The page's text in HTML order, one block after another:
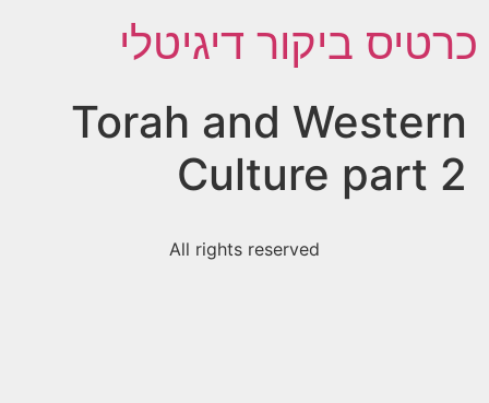
כרטיס ביקור דיגיטלי
Torah and Western
Culture part 2
All rights reserved